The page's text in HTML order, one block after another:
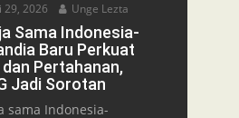
29, 2026 Unge Lezta
Sama Indonesia-
Baru Perkuat
dan Pertahanan,
Jadi Sorotan
sama Indonesia-